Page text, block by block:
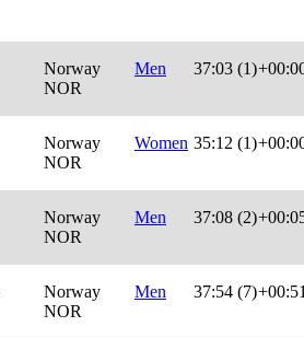
Norway
NOR
Men 37:03 (1)
Norway
NOR
Women 35:12 (1)
Norway
NOR
Men 37:08 (2)
Norway
NOR
Men 37:54 (7)